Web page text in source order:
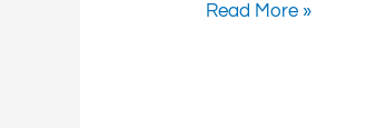
Read More »